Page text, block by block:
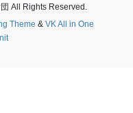
All Rights Reserved.
Theme & VK All in One